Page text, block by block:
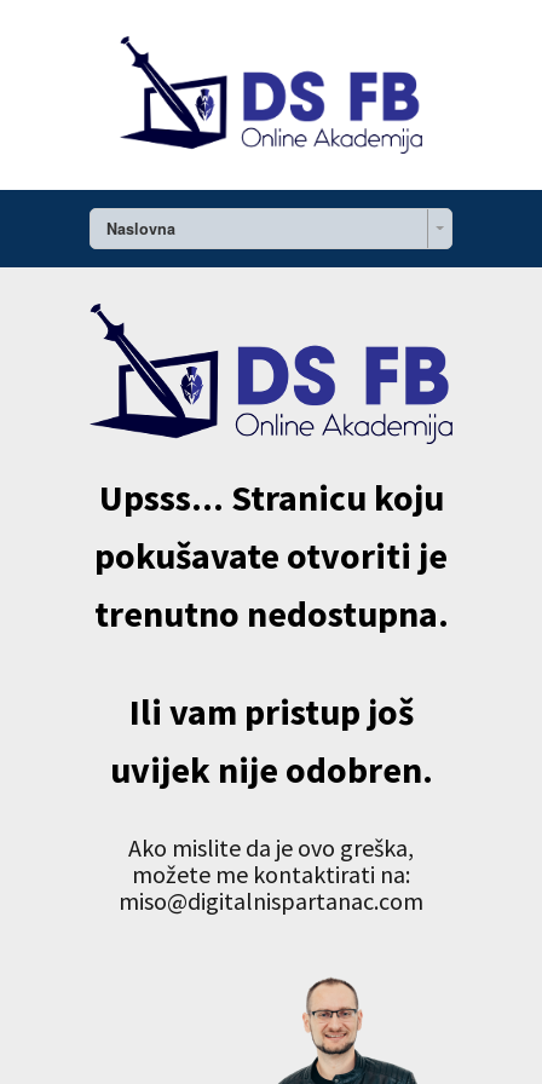
Naslovna
Upsss... Stranicu koju
pokušavate otvoriti je
trenutno nedostupna.
Ili vam pristup još
uvijek nije odobren.
Ako mislite da je ovo greška,
možete me kontaktirati na:
miso@digitalnispartanac.com